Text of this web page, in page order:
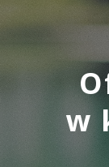
w